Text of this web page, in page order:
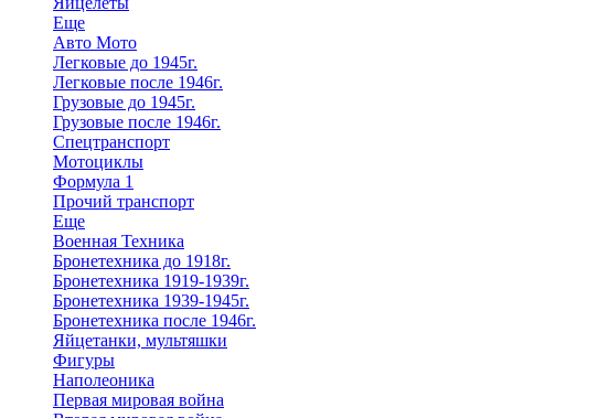
Еще
Авто Мото
Легковые до 1945г.
Легковые после 1946г.
Грузовые до 1945г.
Грузовые после 1946г.
Спецтранспорт
Мотоциклы
Формула 1
Прочий транспорт
Еще
Военная Техника
Бронетехника до 1918г.
Бронетехника 1919-1939г.
Бронетехника 1939-1945г.
Бронетехника после 1946г.
Яйцетанки, мультяшки
Фигуры
Наполеоника
Первая мировая война